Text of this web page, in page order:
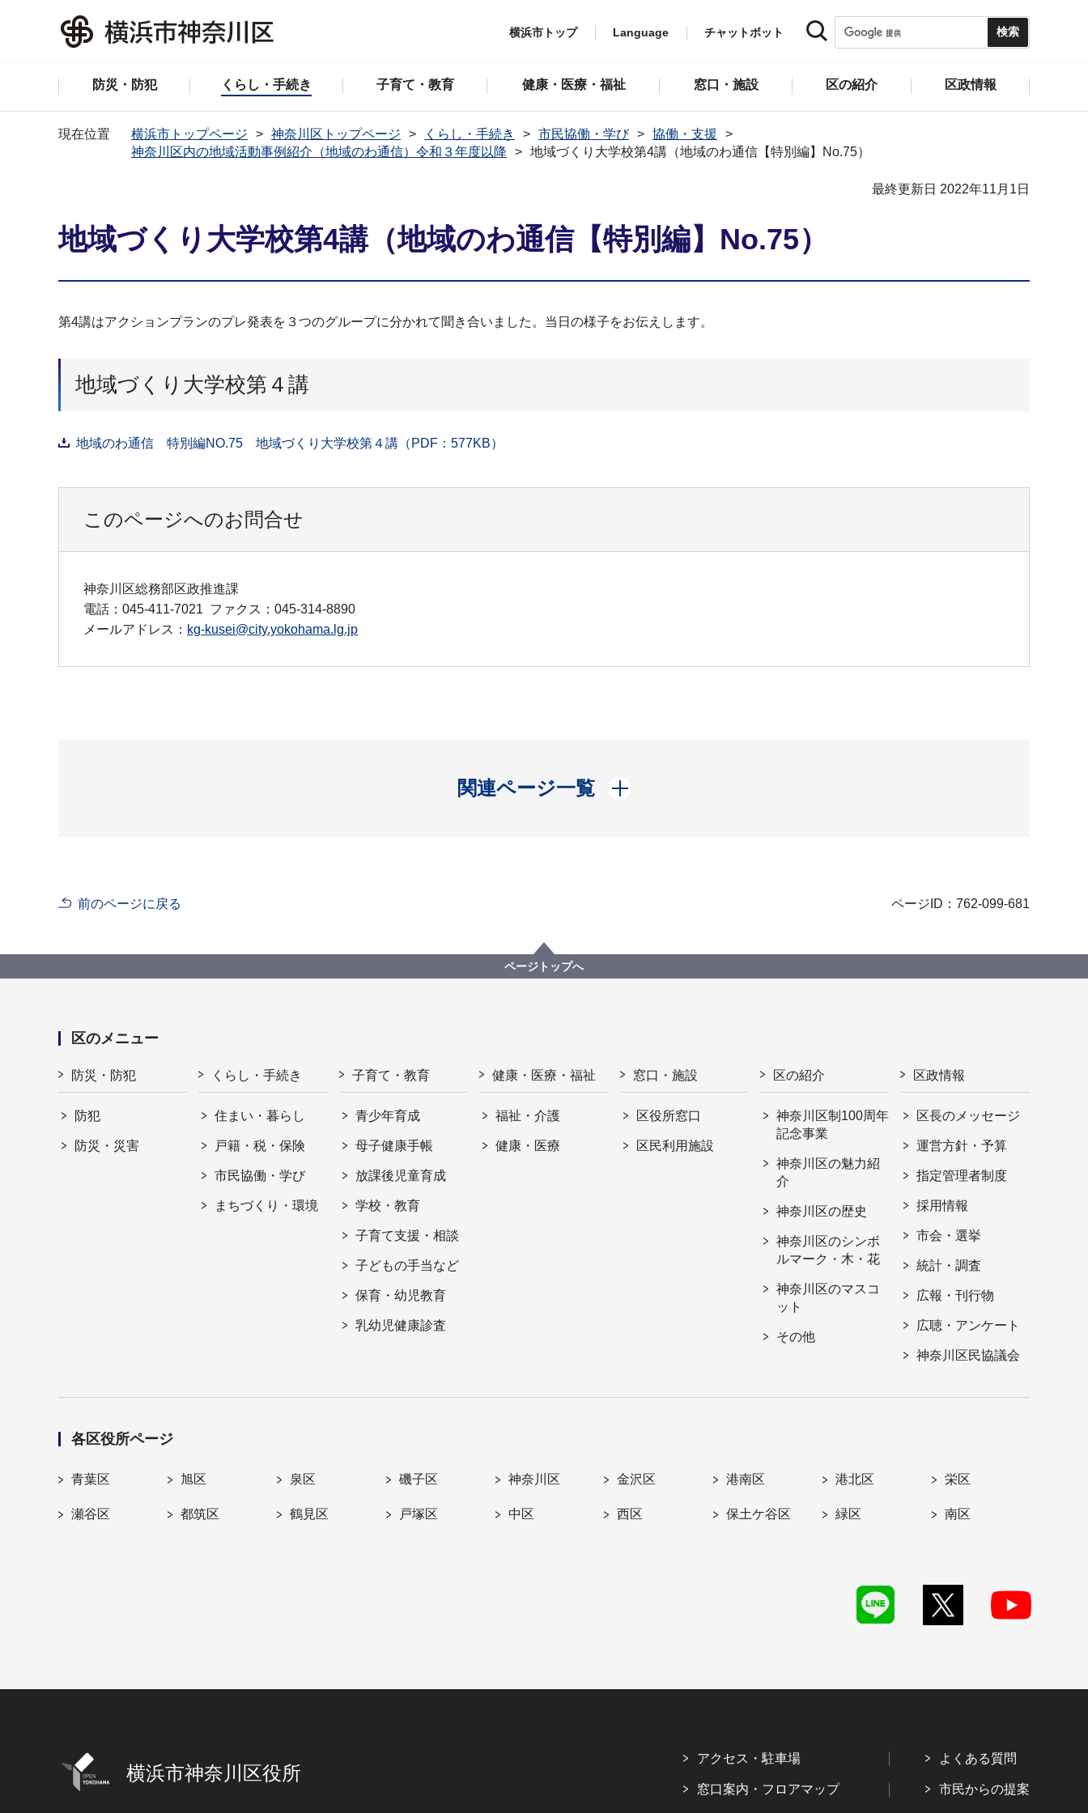
横浜市トップ Language チャットボット
防災・防犯 くらし・手続き 子育て・教育 健康・医療・福祉 窓口・施設 区の紹介 区政情報
現在位置 横浜市トップページ 神奈川区トップページ くらし・手続き 市民協働・学び
協働・支援
神奈川区内の地域活動事例紹介（地域のわ通信）令和３年度以降
地域づくり大学校第4講（地域のわ通信【特別編】No.75）
最終更新日 2022年11月1日
地域づくり大学校第4講（地域のわ通信【特別編】No.75）
第4講はアクションプランのプレ発表を３つのグループに分かれて聞き合いました。当日の様子をお伝えします。
地域づくり大学校第４講
地域のわ通信 特別編NO.75 地域づくり大学校第４講（PDF：577KB）
このページへのお問合せ
神奈川区総務部区政推進課
電話：045-411-7021 ファクス：045-314-8890
メールアドレス： kg-kusei@city.yokohama.lg.jp
関連ページ一覧
開く
前のページに戻る ページID：762-099-681
ページトップへ
区のメニュー
防災・防犯
防犯
防災・災害
くらし・手続き
住まい・暮らし
戸籍・税・保険
市民協働・学び
まちづくり・環境
子育て・教育
青少年育成
母子健康手帳
放課後児童育成
学校・教育
子育て支援・相談
子どもの手当など
保育・幼児教育
乳幼児健康診査
健康・医療・福祉
福祉・介護
健康・医療
窓口・施設
区役所窓口
区民利用施設
区の紹介
神奈川区制100周年
記念事業
神奈川区の魅力紹
介
神奈川区の歴史
神奈川区のシンボ
ルマーク・木・花
神奈川区のマスコ
ット
その他
区政情報
区長のメッセージ
運営方針・予算
指定管理者制度
採用情報
市会・選挙
統計・調査
広報・刊行物
広聴・アンケート
神奈川区民協議会
各区役所ページ
青葉区 旭区 泉区 磯子区 神奈川区 金沢区 港南区 港北区 栄区
瀬谷区 都筑区 鶴見区 戸塚区 中区 西区 保土ケ谷区 緑区 南区
横浜市神奈川区役所
アクセス・駐車場
窓口案内・フロアマップ
よくある質問
市民からの提案